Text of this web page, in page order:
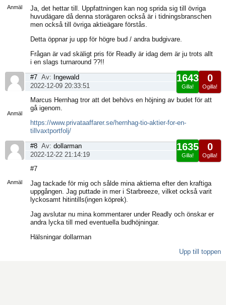
Anmäl
Ja, det hettar till. Uppfattningen kan nog sprida sig till övriga
huvudägare då denna storägaren också är i tidningsbranschen
men också till övriga aktieägare förstås.
Detta öppnar ju upp för högre bud / andra budgivare.
Frågan är vad skäligt pris för Readly är idag dem är ju trots allt
i en slags turnaround ??!!
Anmäl
0
Ogilla!
1643
Gilla!
#7 Av: Ingewald
2022-12-09 20:33:51
Marcus Hernhag tror att det behövs en höjning av budet för att
gå igenom.
https://www.privataaffarer.se/hernhag-tio-aktier-for-en-
tillvaxtportfolj/
Anmäl
0
Ogilla!
1635
Gilla!
#8 Av: dollarman
2022-12-22 21:14:19
#7
Jag tackade för mig och sålde mina aktierna efter den kraftiga
uppgången. Jag puttade in mer i Starbreeze, vilket också varit
lyckosamt hitintills(ingen köprek).
Jag avslutar nu mina kommentarer under Readly och önskar er
andra lycka till med eventuella budhöjningar.
Hälsningar dollarman
Upp till toppen